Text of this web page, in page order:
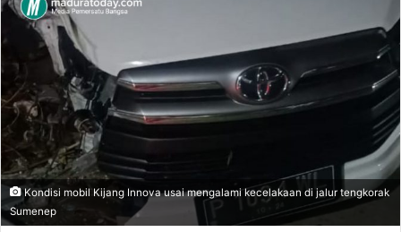
e
m
a
i
Kondisi mobil Kijang Innova usai mengalami kecelakaan di jalur tengkorak
Sumenep